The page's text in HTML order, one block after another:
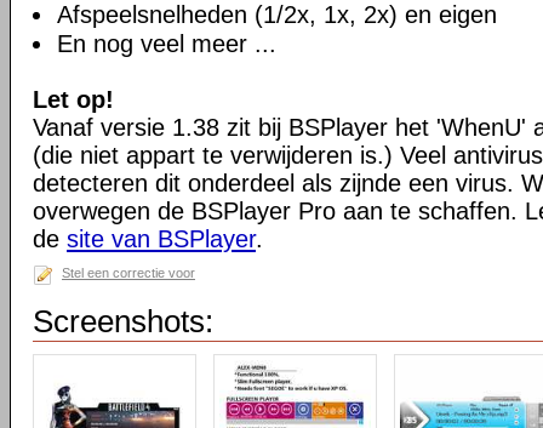
Afspeelsnelheden (1/2x, 1x, 2x) en eigen
En nog veel meer ...
Let op!
Vanaf versie 1.38 zit bij BSPlayer het 'WhenU'
(die niet appart te verwijderen is.) Veel
detecteren dit onderdeel als zijnde een virus.
overwegen de BSPlayer Pro aan te schaffen.
de site van BSPlayer.
Stel een correctie voor
Screenshots: